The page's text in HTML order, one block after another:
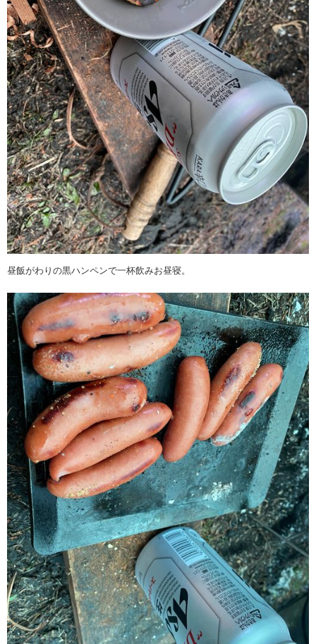
昼飯がわりの黒ハンペンで一杯飲みお昼寝。